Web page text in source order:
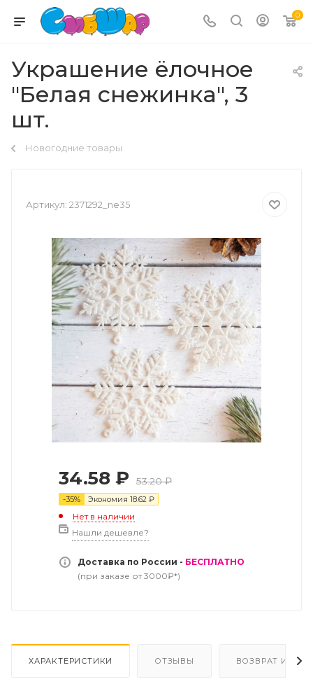
0
Украшение ёлочное
"Белая снежинка", 3
шт.
Новогодние товары
Артикул: 2371292_ne35
34.58 ₽ 53.20₽
-35% Экономия 18.62 ₽
Нет в наличии
Нашли дешевле?
Доставка по России - БЕСПЛАТНО
(при заказе от 3000₽*)
ХАРАКТЕРИСТИКИ ОТЗЫВЫ ВОЗВРАТ И